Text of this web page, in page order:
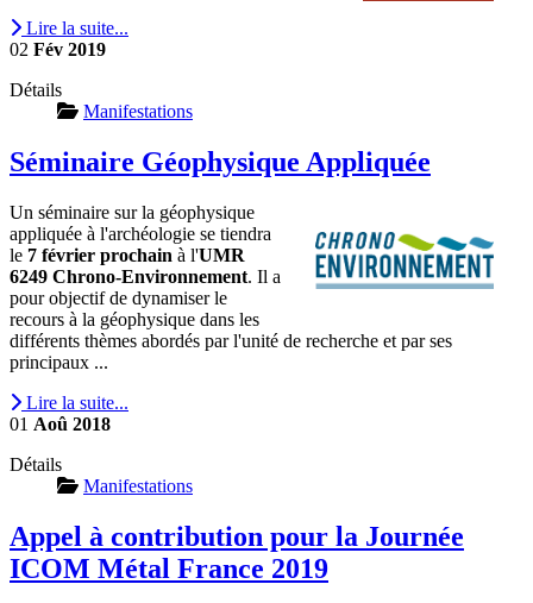
Lire la suite...
02 Fév 2019
Détails
Manifestations
Séminaire Géophysique Appliquée
Un séminaire sur la géophysique
appliquée à l'archéologie se tiendra
le 7 février prochain à l'UMR
6249 Chrono-Environnement. Il a
pour objectif de dynamiser le
recours à la géophysique dans les
différents thèmes abordés par l'unité de recherche et par ses
principaux ...
Lire la suite...
01 Aoû 2018
Détails
Manifestations
Appel à contribution pour la Journée
ICOM Métal France 2019